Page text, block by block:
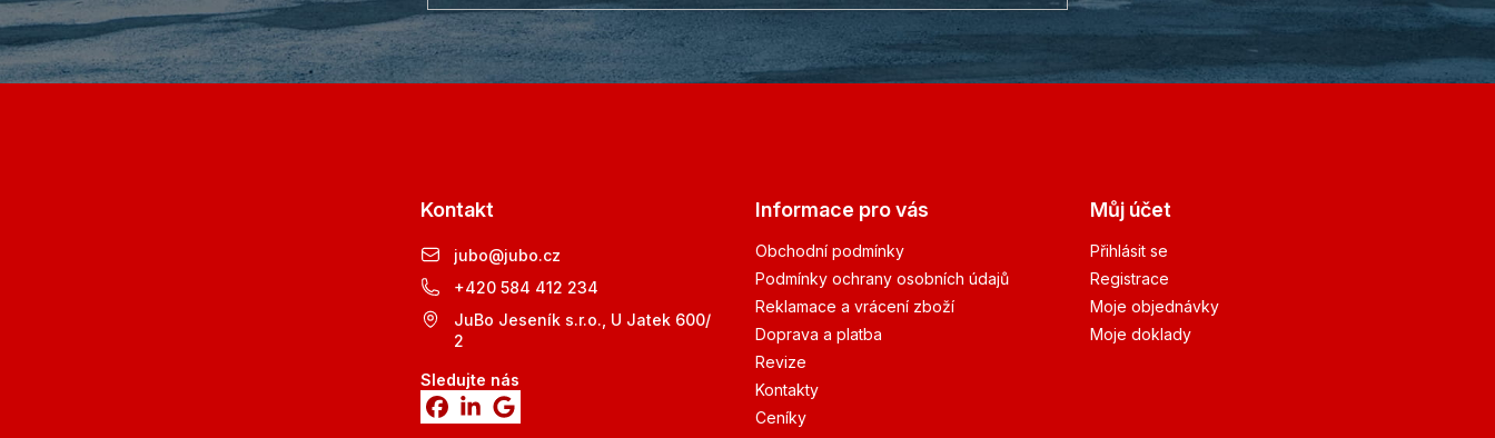
Kontakt
jubo@jubo.cz
+420 584 412 234
JuBo Jeseník s.r.o., U Jatek 600/
2
Sledujte nás
Informace pro vás
Obchodní podmínky
Podmínky ochrany osobních údajů
Reklamace a vrácení zboží
Doprava a platba
Revize
Kontakty
Ceníky
Můj účet
Přihlásit se
Registrace
Moje objednávky
Moje doklady